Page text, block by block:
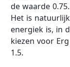
de waarde 0.75.
Het is
energiek is, in
kiezen voor
1.5.